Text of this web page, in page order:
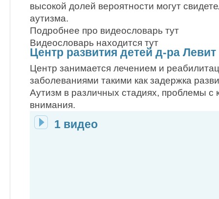
высокой долей вероятности могут
аутизма.
Подробнее про видеословарь тут
Видеословарь находится тут
Центр развития детей д-ра Левит
Центр занимается лечением и
заболеваниями такими как задержка
Аутизм в различных стадиях, проблемы с
внимания.
1 видео